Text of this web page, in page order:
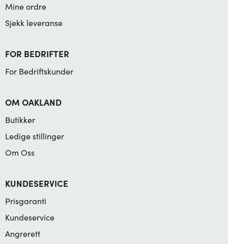
Mine ordre
Sjekk leveranse
FOR BEDRIFTER
For Bedriftskunder
OM OAKLAND
Butikker
Ledige stillinger
Om Oss
KUNDESERVICE
Prisgaranti
Kundeservice
Angrerett